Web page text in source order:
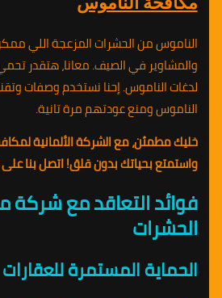
الناموس من الحشرات المزعجة اللي
والمشاوير في الصيف. معانا، هتقدر
لدغات الناموس. إحنا نستخدم وصفات
الناموس ومنع عودتهم مرة تانية.
خليك مطمئن، مع الشركة الألمانية
واستمتع بحياتك بدون قلق! اتصل بنا على
فوائد التعاقد مع شركة
الحشرات
الحماية المستمرة للعقارات